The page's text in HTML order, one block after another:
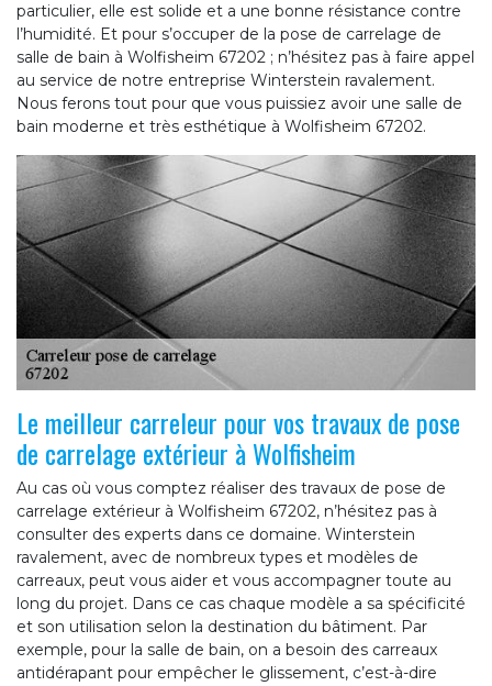
particulier, elle est solide et a une bonne résistance contre
l’humidité. Et pour s’occuper de la pose de carrelage de
salle de bain à Wolfisheim 67202 ; n’hésitez pas à faire appel
au service de notre entreprise Winterstein ravalement.
Nous ferons tout pour que vous puissiez avoir une salle de
bain moderne et très esthétique à Wolfisheim 67202.
Le meilleur carreleur pour vos travaux de pose
de carrelage extérieur à Wolfisheim
Au cas où vous comptez réaliser des travaux de pose de
carrelage extérieur à Wolfisheim 67202, n’hésitez pas à
consulter des experts dans ce domaine. Winterstein
ravalement, avec de nombreux types et modèles de
carreaux, peut vous aider et vous accompagner toute au
long du projet. Dans ce cas chaque modèle a sa spécificité
et son utilisation selon la destination du bâtiment. Par
exemple, pour la salle de bain, on a besoin des carreaux
antidérapant pour empêcher le glissement, c’est-à-dire